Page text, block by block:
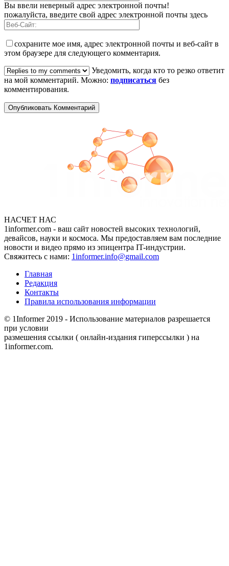
Вы ввели неверный адрес электронной почты!
пожалуйста, введите свой адрес электронной почты здесь
сохраните мое имя, адрес электронной почты и веб-сайт в
этом браузере для следующего комментария.
Уведомить, когда кто то резко ответит
на мой комментарий. Можно: подписаться без
комментирования.
НАСЧЕТ НАС
1informer.com - ваш сайт новостей высоких технологий,
девайсов, науки и космоса. Мы предоставляем вам последние
новости и видео прямо из эпицентра IT-индустрии.
Свяжитесь с нами: 1informer.info@gmail.com
Главная
Редакция
Контакты
Правила использования информации
© 1Informer 2019 - Использование материалов разрешается
при условии
размешения ссылки ( онлайн-издания гиперссылки ) на
1informer.com.